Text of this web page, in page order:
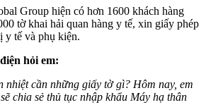
Group hiện có hơn 1600 khách hàng
tờ khai hải quan hàng y tế, xin giấy phép
y tế và phụ kiện.
hỏi em:
nhiệt cần những giấy tờ gì? Hôm nay, em
chia sẻ thủ tục nhập khẩu Máy hạ thân